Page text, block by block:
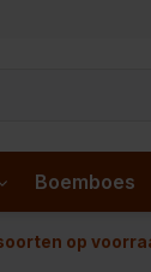
Boemboes
op